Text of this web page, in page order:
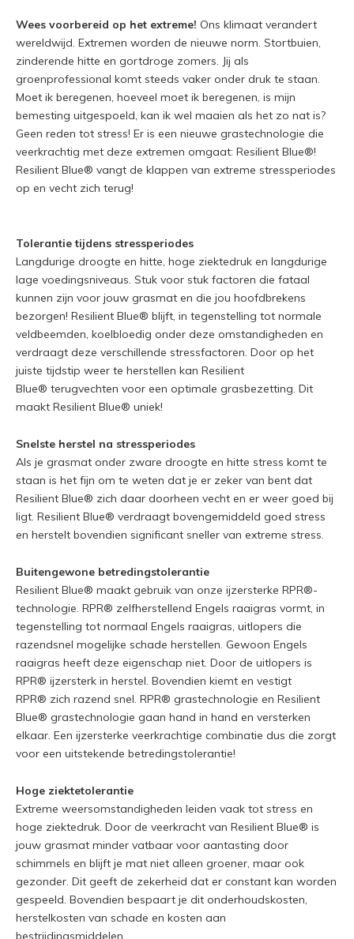
Wees voorbereid op het extreme! Ons klimaat verandert
wereldwijd. Extremen worden de nieuwe norm. Stortbuien,
zinderende hitte en gortdroge zomers. Jij als
groenprofessional komt steeds vaker onder druk te staan.
Moet ik beregenen, hoeveel moet ik beregenen, is mijn
bemesting uitgespoeld, kan ik wel maaien als het zo nat is?
Geen reden tot stress! Er is een nieuwe grastechnologie die
veerkrachtig met deze extremen omgaat: Resilient Blue®!
Resilient Blue® vangt de klappen van extreme stressperiodes
op en vecht zich terug!
Tolerantie tijdens stressperiodes
Langdurige droogte en hitte, hoge ziektedruk en langdurige
lage voedingsniveaus. Stuk voor stuk factoren die fataal
kunnen zijn voor jouw grasmat en die jou hoofdbrekens
bezorgen! Resilient Blue® blijft, in tegenstelling tot normale
veldbeemden, koelbloedig onder deze omstandigheden en
verdraagt deze verschillende stressfactoren. Door op het
juiste tijdstip weer te herstellen kan Resilient
Blue® terugvechten voor een optimale grasbezetting. Dit
maakt Resilient Blue® uniek!
Snelste herstel na stressperiodes
Als je grasmat onder zware droogte en hitte stress komt te
staan is het fijn om te weten dat je er zeker van bent dat
Resilient Blue® zich daar doorheen vecht en er weer goed bij
ligt. Resilient Blue® verdraagt bovengemiddeld goed stress
en herstelt bovendien significant sneller van extreme stress.
Buitengewone betredingstolerantie
Resilient Blue® maakt gebruik van onze ijzersterke RPR®-
technologie. RPR® zelfherstellend Engels raaigras vormt, in
tegenstelling tot normaal Engels raaigras, uitlopers die
razendsnel mogelijke schade herstellen. Gewoon Engels
raaigras heeft deze eigenschap niet. Door de uitlopers is
RPR® ijzersterk in herstel. Bovendien kiemt en vestigt
RPR® zich razend snel. RPR® grastechnologie en Resilient
Blue® grastechnologie gaan hand in hand en versterken
elkaar. Een ijzersterke veerkrachtige combinatie dus die zorgt
voor een uitstekende betredingstolerantie!
Hoge ziektetolerantie
Extreme weersomstandigheden leiden vaak tot stress en
hoge ziektedruk. Door de veerkracht van Resilient Blue® is
jouw grasmat minder vatbaar voor aantasting door
schimmels en blijft je mat niet alleen groener, maar ook
gezonder. Dit geeft de zekerheid dat er constant kan worden
gespeeld. Bovendien bespaart je dit onderhoudskosten,
herstelkosten van schade en kosten aan
bestrijdingsmiddelen.